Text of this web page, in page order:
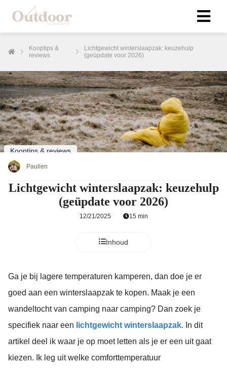
Kooptips &
reviews
Lichtgewicht winterslaapzak: keuzehulp
(geüpdate voor 2026)
Kooptips & reviews
Paulien
Lichtgewicht winterslaapzak: keuzehulp
(geüpdate voor 2026)
12/21/2025 15 min
Inhoud
Ga je bij lagere temperaturen kamperen, dan doe je er
goed aan een winterslaapzak te kopen. Maak je een
wandeltocht van camping naar camping? Dan zoek je
specifiek naar een lichtgewicht winterslaapzak. In dit
artikel deel ik waar je op moet letten als je er een uit gaat
kiezen. Ik leg uit welke comforttemperatuur